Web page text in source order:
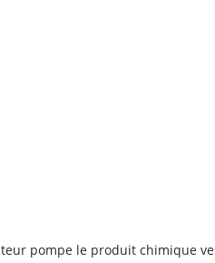
pompe le produit chimique